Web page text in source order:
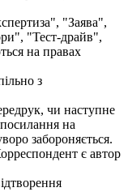
"Заява",
"Тест-драйв",
на правах
з
чи наступне
на
забороняється.
є автор